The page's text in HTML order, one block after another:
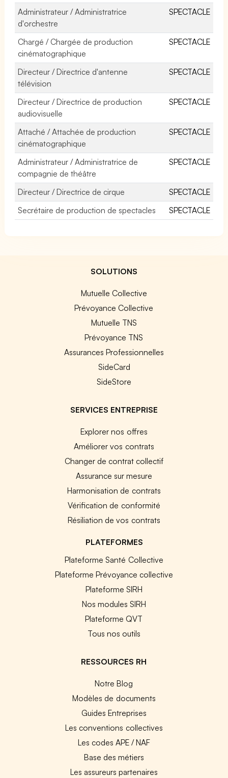
Administrateur / Administratrice
d'orchestre
SPECTACLE
Chargé / Chargée de production
cinématographique
SPECTACLE
Directeur / Directrice d'antenne
télévision
SPECTACLE
Directeur / Directrice de production
audiovisuelle
SPECTACLE
Attaché / Attachée de production
cinématographique
SPECTACLE
Administrateur / Administratrice de
compagnie de théâtre
SPECTACLE
Directeur / Directrice de cirque
SPECTACLE
Secrétaire de production de spectacles
SPECTACLE
SOLUTIONS
Mutuelle Collective
Prévoyance Collective
Mutuelle TNS
Prévoyance TNS
Assurances Professionnelles
SideCard
SideStore
SERVICES ENTREPRISE
Explorer nos offres
Améliorer vos contrats
Changer de contrat collectif
Assurance sur mesure
Harmonisation de contrats
Vérification de conformité
Résiliation de vos contrats
PLATEFORMES
Plateforme Santé Collective
Plateforme Prévoyance collective
Plateforme SIRH
Nos modules SIRH
Plateforme QVT
Tous nos outils
RESSOURCES RH
Notre Blog
Modèles de documents
Guides Entreprises
Les conventions collectives
Les codes APE / NAF
Base des métiers
Les assureurs partenaires